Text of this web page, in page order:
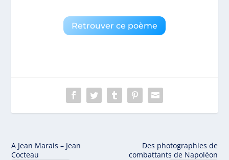
Retrouver ce poème
A Jean Marais – Jean
Cocteau
Des photographies de
combattants de Napoléon